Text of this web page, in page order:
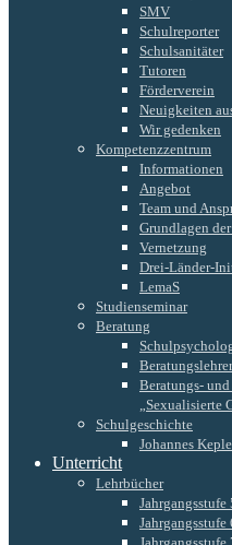
SMV
Schulreporter
Schulsanitäter
Tutoren
Förderverein
Neuigkeiten
Wir gedenken
Kompetenzzentrum
Informationen
Angebot
Team und
Grundlagen
Vernetzung
Drei-Länder-
LemaS
Studienseminar
Beratung
Beratungslehrer
Beratungs-
„Sexualisierte
Schulgeschichte
Johannes
Unterricht
Lehrbücher
Jahrgangsstufe
Jahrgangsstufe